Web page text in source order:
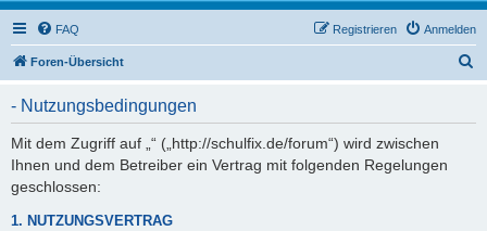
FAQ Anmelden
Registrieren
Foren-Übersicht
- Nutzungsbedingungen
Mit dem Zugriff auf „“ („http://schulfix.de/forum“) wird zwischen
Ihnen und dem Betreiber ein Vertrag mit folgenden Regelungen
geschlossen:
1. NUTZUNGSVERTRAG